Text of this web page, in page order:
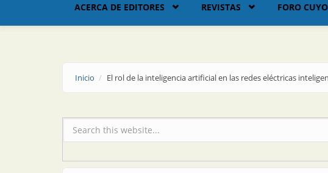
ACERCA DE EDITORES REVISTAS FORO
Inicio El rol de la inteligencia artificial en las redes eléctricas
Formulario de búsqueda